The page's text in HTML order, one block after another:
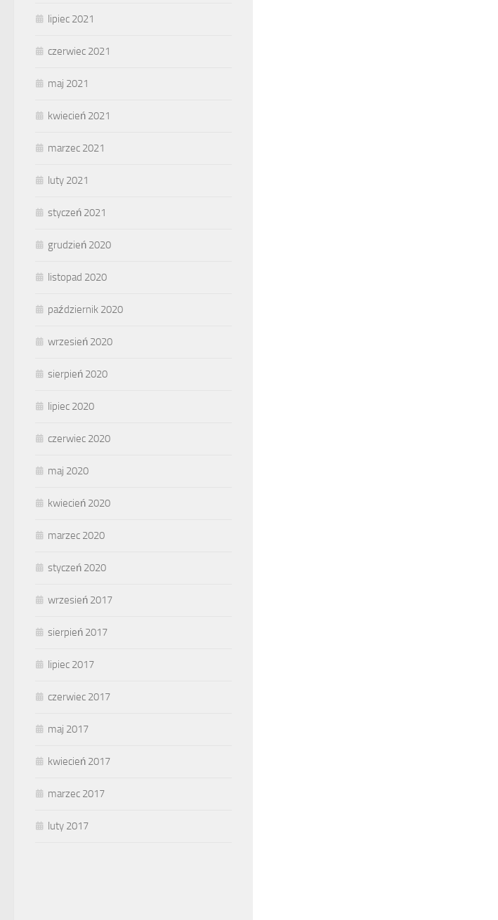
lipiec 2021
czerwiec 2021
maj 2021
kwiecień 2021
marzec 2021
luty 2021
styczeń 2021
grudzień 2020
listopad 2020
październik 2020
wrzesień 2020
sierpień 2020
lipiec 2020
czerwiec 2020
maj 2020
kwiecień 2020
marzec 2020
styczeń 2020
wrzesień 2017
sierpień 2017
lipiec 2017
czerwiec 2017
maj 2017
kwiecień 2017
marzec 2017
luty 2017